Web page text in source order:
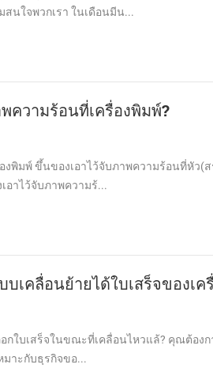
สนใจพวกเรา ในเดือนมีน...
ความร้อนที่เครื่องพิมพ์?
งพิมพ์ ขึ้นของเอาไว้จับภาพความร้อนที่หั
อาไว้จับภาพความร้...
เคลื่อนย้ายได้ใบเสร็จของเค
กใบเสร็จในขณะที่เคลื่อนไหวแล้? คุณต้อง
มาะกับธุรกิจขอ...